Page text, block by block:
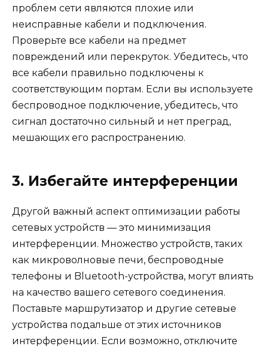
проблем сети являются плохие или
неисправные кабели и подключения.
Проверьте все кабели на предмет
повреждений или перекруток. Убедитесь, что
все кабели правильно подключены к
соответствующим портам. Если вы используете
беспроводное подключение, убедитесь, что
сигнал достаточно сильный и нет преград,
мешающих его распространению.
3. Избегайте интерференции
Другой важный аспект оптимизации работы
сетевых устройств — это минимизация
интерференции. Множество устройств, таких
как микроволновые печи, беспроводные
телефоны и Bluetooth-устройства, могут влиять
на качество вашего сетевого соединения.
Поставьте маршрутизатор и другие сетевые
устройства подальше от этих источников
интерференции. Если возможно, отключите